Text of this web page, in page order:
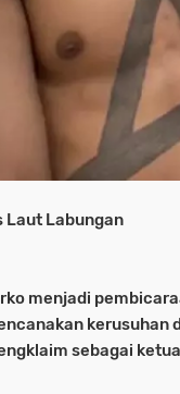
Laut Labungan
menjadi
kerusuhan
sebagai